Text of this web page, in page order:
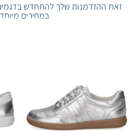
זאת ההזדמנות שלך להתחדש
במחירים